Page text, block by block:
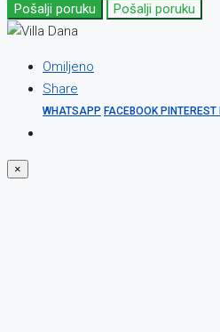
Pošalji poruku Pošalji poruku
Omiljeno
Share
WHATSAPP FACEBOOK PINTEREST
×